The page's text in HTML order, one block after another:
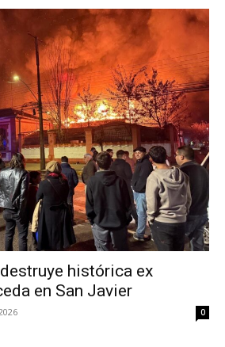
histórica ex
en San Javier
0